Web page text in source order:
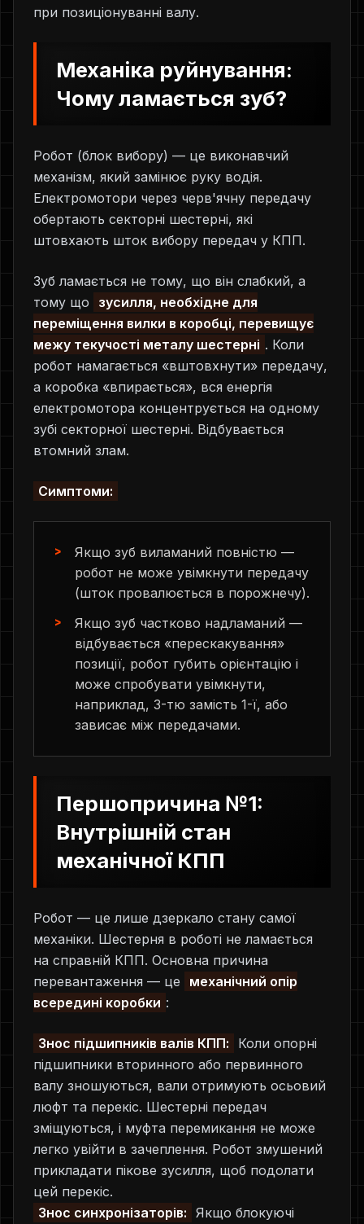
при позиціонуванні валу.
Механіка руйнування:
Чому ламається зуб?
Робот (блок вибору) — це виконавчий
механізм, який замінює руку водія.
Електромотори через черв'ячну передачу
обертають секторні шестерні, які
штовхають шток вибору передач у КПП.
Зуб ламається не тому, що він слабкий, а
тому що
зусилля, необхідне для
переміщення вилки в коробці, перевищує
межу текучості металу шестерні . Коли
робот намагається «вштовхнути» передачу,
а коробка «впирається», вся енергія
електромотора концентрується на одному
зубі секторної шестерні. Відбувається
втомний злам.
Симптоми:
Якщо зуб виламаний повністю —
робот не може увімкнути передачу
(шток провалюється в порожнечу).
Якщо зуб частково надламаний —
відбувається «перескакування»
позиції, робот губить орієнтацію і
може спробувати увімкнути,
наприклад, 3-тю замість 1-ї, або
зависає між передачами.
Першопричина №1:
Внутрішній стан
механічної КПП
Робот — це лише дзеркало стану самої
механіки. Шестерня в роботі не ламається
на справній КПП. Основна причина
перевантаження — це
механічний опір
всередині коробки :
Знос підшипників валів КПП:
Коли опорні
підшипники вторинного або первинного
валу зношуються, вали отримують осьовий
люфт та перекіс. Шестерні передач
зміщуються, і муфта перемикання не може
легко увійти в зачеплення. Робот змушений
прикладати пікове зусилля, щоб подолати
цей перекіс.
Знос синхронізаторів: Якщо блокуючі